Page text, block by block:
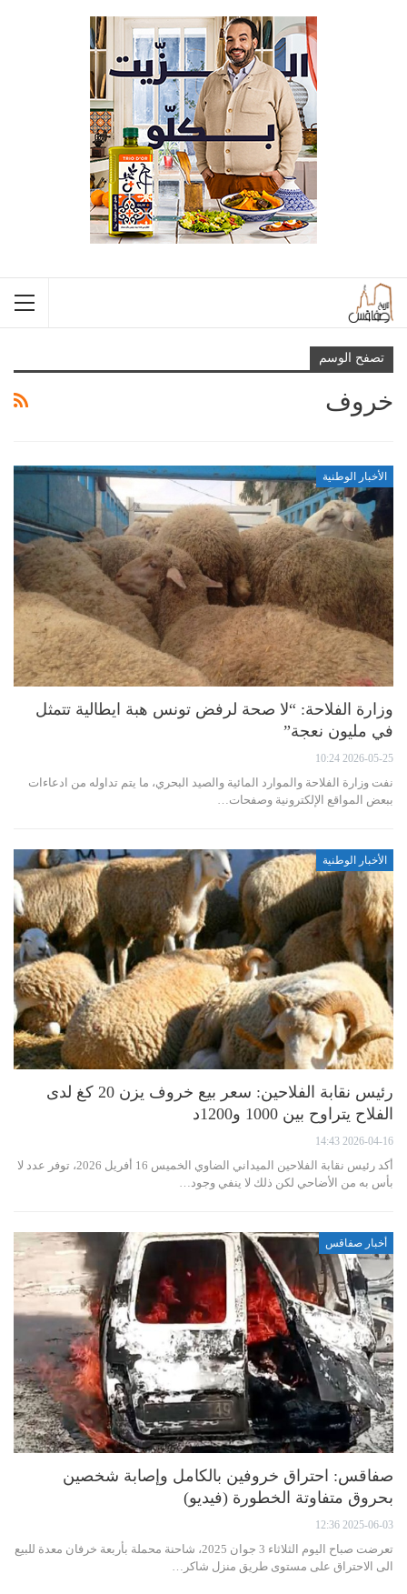
تصفح الوسم
خروف
الأخبار الوطنية
وزارة الفلاحة: “لا صحة لرفض تونس هبة ايطالية تتمثل
في مليون نعجة”
2026-05-25 10:24
نفت وزارة الفلاحة والموارد المائية والصيد البحري، ما يتم تداوله من ادعاءات
ببعض المواقع الإلكترونية وصفحات…
الأخبار الوطنية
رئيس نقابة الفلاحين: سعر بيع خروف يزن 20 كغ لدى
الفلاح يتراوح بين 1000 و1200د
2026-04-16 14:43
أكد رئيس نقابة الفلاحين الميداني الضاوي الخميس 16 أفريل 2026، توفر عدد لا
بأس به من الأضاحي لكن ذلك لا ينفي وجود…
أخبار صفاقس
صفاقس: احتراق خروفين بالكامل وإصابة شخصين
بحروق متفاوتة الخطورة (فيديو)
2025-06-03 12:36
تعرضت صباح اليوم الثلاثاء 3 جوان 2025، شاحنة محملة بأربعة خرفان معدة للبيع
الى الاحتراق على مستوى طريق منزل شاكر…